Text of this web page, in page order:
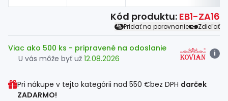
Kód produktu: EB1-ZA16
Pridať na porovnanie Zdieľať
Viac ako 500 ks - pripravené na odoslanie
U vás môže byť už 12.08.2026
i
Pri nákupe v tejto kategórii nad 550 €bez DPH darček
ZADARMO!